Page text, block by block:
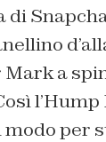
di
a
l’Hump
modo per